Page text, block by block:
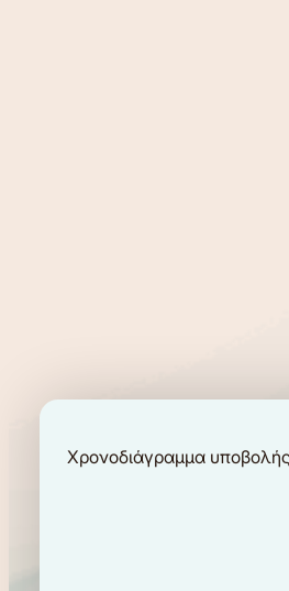
Χρονοδιάγραμμα